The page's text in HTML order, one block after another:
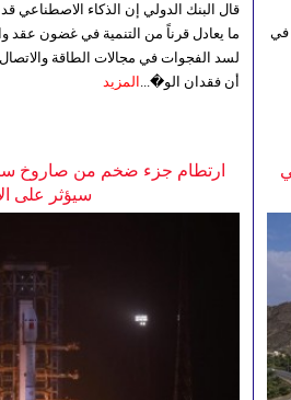
قال البنك الدولي إن الذكاء الاصطناعي
ما يعادل قرناً من التنمية في غضون
لسد الفجوات في مجالات الطاقة
أن فقدان الو�... المزيد
في
ارتطام جزء ضخم من صاروخ
سيؤثر على